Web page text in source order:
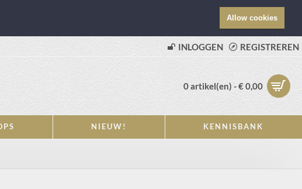
INLOGGEN REGISTREREN
0 artikel(en) - € 0,00
NIEUW! KENNISBANK
Allow cookies